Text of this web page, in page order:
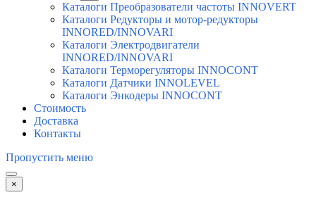
Каталоги Преобразователи частоты INNOVERT
Каталоги Редукторы и мотор-редукторы
INNORED/INNOVARI
Каталоги Электродвигатели
INNORED/INNOVARI
Каталоги Терморегуляторы INNOCONT
Каталоги Датчики INNOLEVEL
Каталоги Энкодеры INNOCONT
Стоимость
Доставка
Контакты
Пропустить меню
×